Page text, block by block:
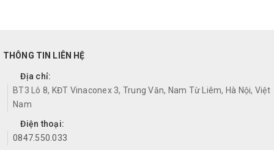
THÔNG TIN LIÊN HỆ
Địa chỉ:
BT3 Lô 8, KĐT Vinaconex 3, Trung Văn, Nam Từ Liêm, Hà Nội, Việt
Nam
Điện thoại:
0847.550.033